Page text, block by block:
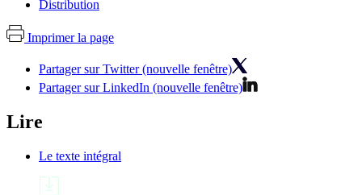
Distribution
Imprimer la page
Partager sur Twitter (nouvelle fenêtre)
Partager sur LinkedIn (nouvelle fenêtre)
Lire
Le texte intégral